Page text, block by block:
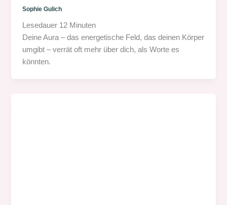
Sophie Gulich
Lesedauer 12 Minuten
Deine Aura – das energetische Feld, das deinen Körper
umgibt – verrät oft mehr über dich, als Worte es
könnten.